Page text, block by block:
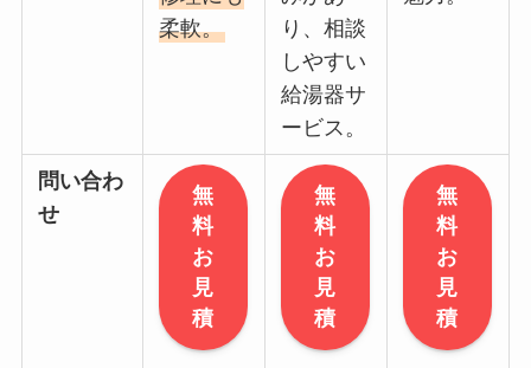
柔軟。
り、相談
しやすい
給湯器サ
ービス。
問い合わ
せ
無
料
お
見
積
無
料
お
見
積
無
料
お
見
積